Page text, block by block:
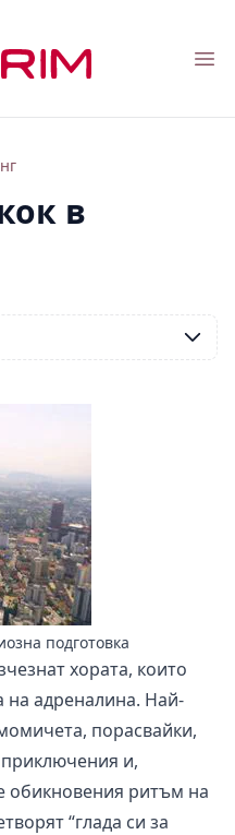
в
подготовка
хората, които
на адреналина. Най-
порасвайки,
и,
обикновения ритъм на
“глада си за